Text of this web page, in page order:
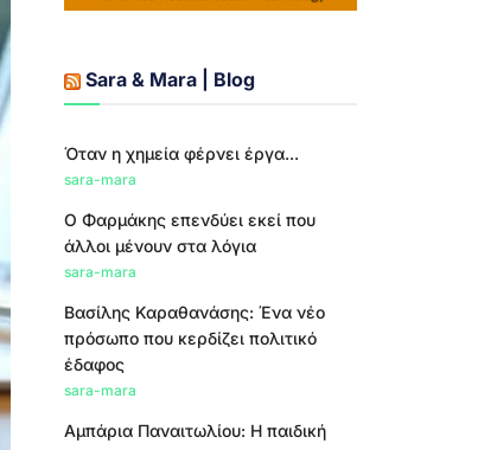
Sara & Mara | Blog
Όταν η χημεία φέρνει έργα...
sara-mara
Ο Φαρμάκης επενδύει εκεί που
άλλοι μένουν στα λόγια
sara-mara
Βασίλης Καραθανάσης: Ένα νέο
πρόσωπο που κερδίζει πολιτικό
έδαφος
sara-mara
Αμπάρια Παναιτωλίου: Η παιδική